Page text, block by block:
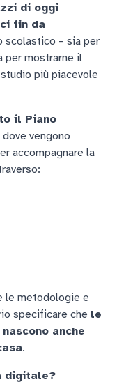
di oggi
fin da
scolastico – sia per
per mostrarne il
più piacevole
il Piano
dove vengono
accompagnare la
le metodologie e
specificare che le
anche
.
digitale?